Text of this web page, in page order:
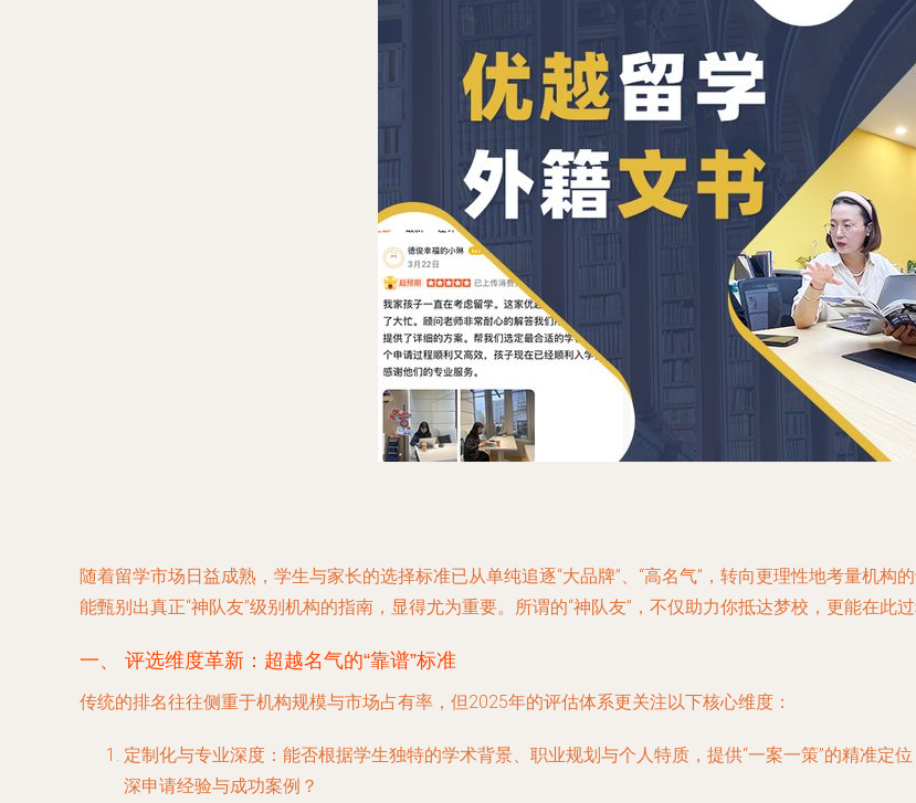
随着留学市场日益成熟，学生与家长的选择标准已从单纯追逐“大品牌”、“高名气”，转向更理性地考量机
能甄别出真正“神队友”级别机构的指南，显得尤为重要。所谓的“神队友”，不仅助力你抵达梦校，更能在此
一、 评选维度革新：超越名气的“靠谱”标准
传统的排名往往侧重于机构规模与市场占有率，但2025年的评估体系更关注以下核心维度：
定制化与专业深度 ：能否根据学生独特的学术背景、职业规划与个人特质，提供“一案一策”的精准
深申请经验与成功案例？